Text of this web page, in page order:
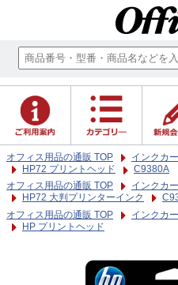
オフィス用品の通販 TOP インクカ
HP72 プリントヘッド
C9380A
オフィス用品の通販 TOP
インクカ
HP72 大判プリンターインク
オフィス用品の通販 TOP
インクカ
HP プリントヘッド